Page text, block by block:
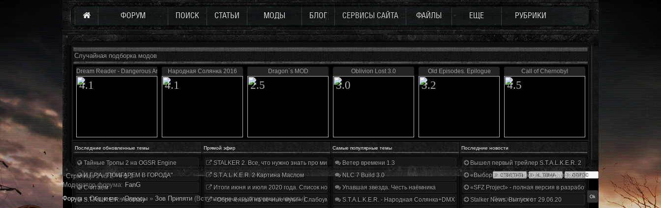
ФОРУМ ПОИСК СТАТЬИ МОДЫ БЛОГ СЕРВИСЫ САЙТА ФАЙЛЫ ЕЩЕ РУБРИКИ
Случайная подборка модов
Dream Reader - Dangerous Area
4.1
Народная Солянка 2016
4.1
Dragon`s MOD
2.5
Oblivion Lost 3.0
3.0
Old Episodes. Epilogue
3.2
Call of Chernobyl
4.5
Последние обновленные темы Прямой эфир Самые популярные темы Последние новости
Тайные Тропы 2 на OGSR Engine
И.Г.Р.А. "ПОИГАРЕМ В ГОРОДА"
Считаем
S.T.A.L.K.E.R. Anomaly
STALKER 2. Все, что нужно знать про мир, геймплей и сюжет | Разбор трейлера
S.T.A.L.K.E.R. 2 Картина Маслом
Итоги июня и июля 2020 года. Список нововведений
«Обречённый на вечные муки». Слабоумие и отвага
Ветер времени 1.3
NLC 7 Build 3.0
Упавшая звезда. Честь наёмника
S.T.A.L.K.E.R. - Народная Солянка+DMX 1.3.5.ООП.МА.К.
Вышел первый трейлер S.T.A.L.K.E.R. 2
«Выбор» - четвертый отчет о разработке!
«SFZ Project» - полная версия в разработке!
Stalker News. Выпуск от 29.06.20
Страница2из2 « 1 2
Модератор форума: FanG
Форум » Общение » Опросы » Зов Припяти (Вступление в группировки и квесты)